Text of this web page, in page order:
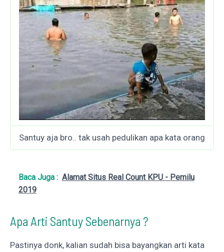
Santuy aja bro.. tak usah pedulikan apa kata orang
Baca Juga : Alamat Situs Real Count KPU - Pemilu
2019
Apa Arti Santuy Sebenarnya ?
Pastinya donk, kalian sudah bisa bayangkan arti kata